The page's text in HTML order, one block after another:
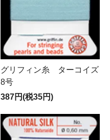
グリフィン糸 ターコイズ
8号
387円(税35円)